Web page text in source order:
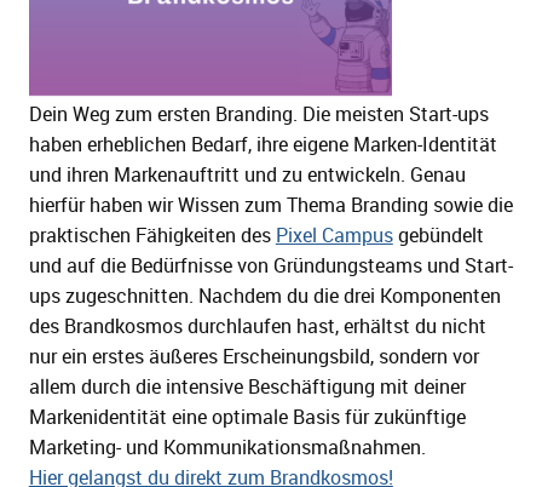
Dein Weg zum ersten Branding. Die meisten Start-ups
haben erheblichen Bedarf, ihre eigene Marken-Identität
und ihren Markenauftritt und zu entwickeln. Genau
hierfür haben wir Wissen zum Thema Branding sowie die
praktischen Fähigkeiten des Pixel Campusgebündelt
und auf die Bedürfnisse von Gründungsteams und Start-
ups zugeschnitten. Nachdem du die drei Komponenten
des Brandkosmos durchlaufen hast, erhältst du nicht
nur ein erstes äußeres Erscheinungsbild, sondern vor
allem durch die intensive Beschäftigung mit deiner
Markenidentität eine optimale Basis für zukünftige
Marketing- und Kommunikationsmaßnahmen.
Hier gelangst du direkt zum Brandkosmos!